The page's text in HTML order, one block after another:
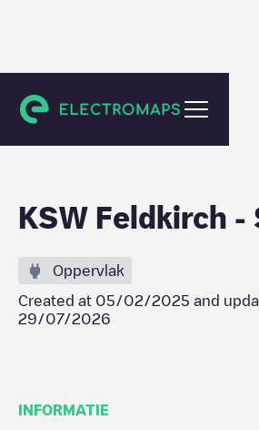
Feldkirch
KSW Feldkirch -
Oppervlak
Created at 05/02/2025 and
29/07/2026
INFORMATIE